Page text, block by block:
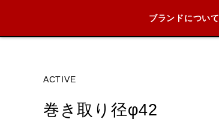
ブランドについて
ACTIVE
巻き取り径φ42